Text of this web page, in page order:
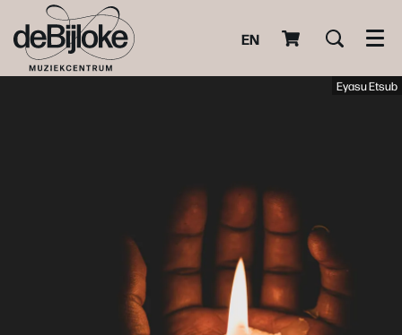
EN
Eyasu Etsub